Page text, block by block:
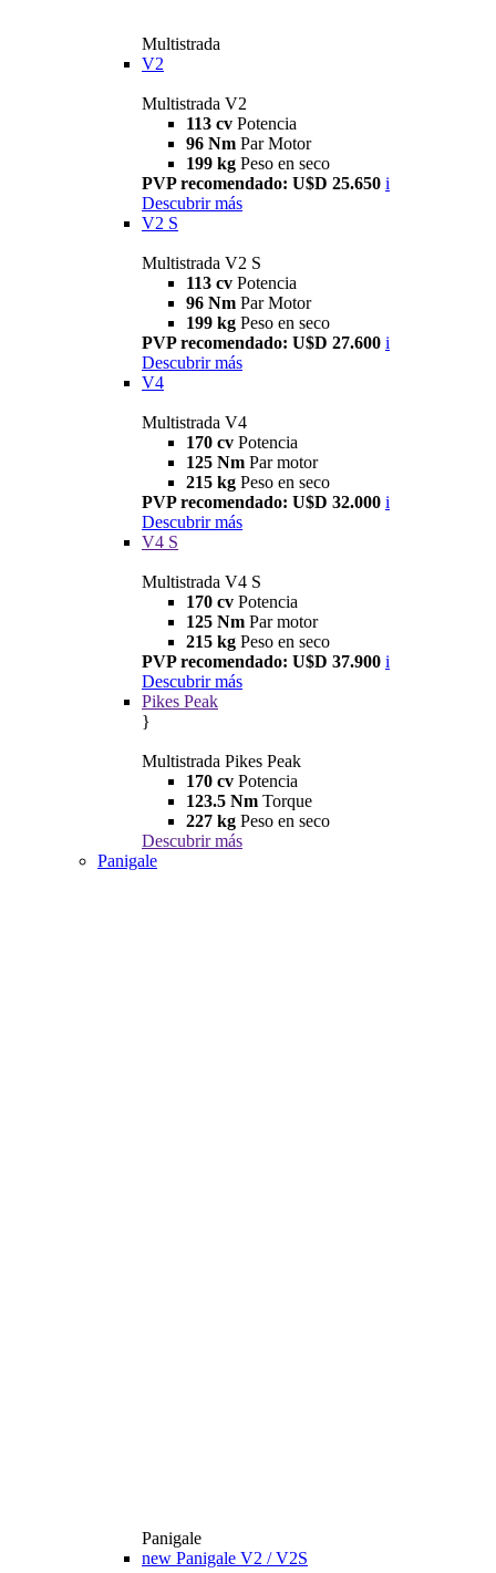
Multistrada
V2
Multistrada V2
113 cv Potencia
96 Nm Par Motor
199 kg Peso en seco
PVP recomendado: U$D 25.650 i
Descubrir más
V2 S
Multistrada V2 S
113 cv Potencia
96 Nm Par Motor
199 kg Peso en seco
PVP recomendado: U$D 27.600 i
Descubrir más
V4
Multistrada V4
170 cv Potencia
125 Nm Par motor
215 kg Peso en seco
PVP recomendado: U$D 32.000 i
Descubrir más
V4 S
Multistrada V4 S
170 cv Potencia
125 Nm Par motor
215 kg Peso en seco
PVP recomendado: U$D 37.900 i
Descubrir más
Pikes Peak
}
Multistrada Pikes Peak
170 cv Potencia
123.5 Nm Torque
227 kg Peso en seco
Descubrir más
Panigale
Panigale
new Panigale V2 / V2S